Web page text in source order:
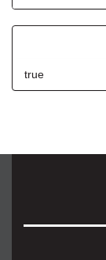
true